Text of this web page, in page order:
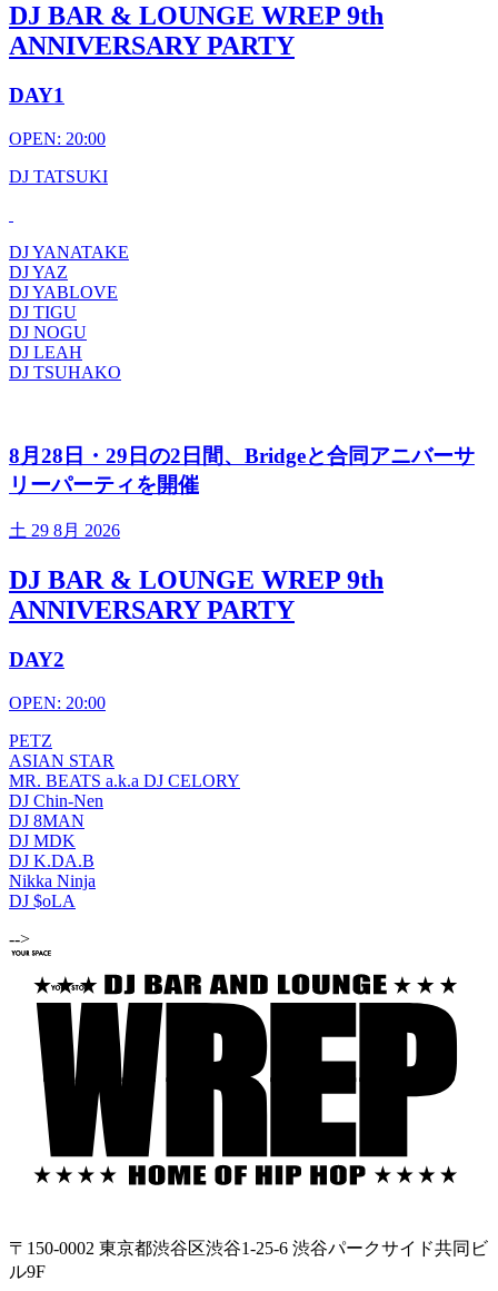
DJ BAR & LOUNGE WREP 9th
ANNIVERSARY PARTY
DAY1
OPEN: 20:00
DJ TATSUKI
DJ YANATAKE
DJ YAZ
DJ YABLOVE
DJ TIGU
DJ NOGU
DJ LEAH
DJ TSUHAKO
8月28日・29日の2日間、Bridgeと合同アニバーサ
リーパーティを開催
土 29 8月 2026
DJ BAR & LOUNGE WREP 9th
ANNIVERSARY PARTY
DAY2
OPEN: 20:00
PETZ
ASIAN STAR
MR. BEATS a.k.a DJ CELORY
DJ Chin-Nen
DJ 8MAN
DJ MDK
DJ K.DA.B
Nikka Ninja
DJ $oLA
-->
〒150-0002 東京都渋谷区渋谷1-25-6 渋谷パークサイド共同ビ
ル9F